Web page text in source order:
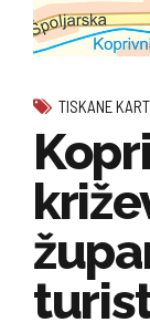
TISKANE